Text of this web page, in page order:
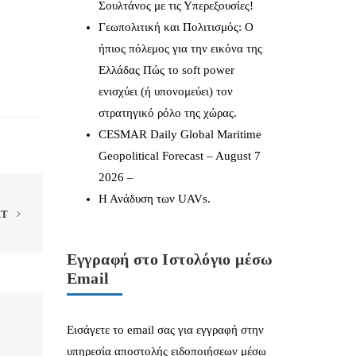
Σουλτάνος με τις Υπερεξουσίες!
Γεωπολιτική και Πολιτισμός: Ο
ήπιος πόλεμος για την εικόνα της
Ελλάδας Πώς το soft power
ενισχύει (ή υπονομεύει) τον
στρατηγικό ρόλο της χώρας.
CESMAR Daily Global Maritime
Geopolitical Forecast – August 7
2026 –
Η Ανάδυση των UAVs.
Εγγραφή στο Ιστολόγιο μέσω
Email
Εισάγετε το email σας για εγγραφή στην
υπηρεσία αποστολής ειδοποιήσεων μέσω